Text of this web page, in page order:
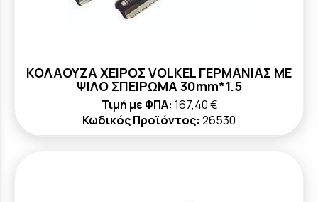
ΚΟΛΑΟΥΖΑ ΧΕΙΡΟΣ VOLKEL ΓΕΡΜΑΝΙΑΣ ΜΕ
ΨΙΛΟ ΣΠΕΙΡΩΜΑ 30mm*1.5
Τιμή με ΦΠΑ: 167,40 €
Κωδικός Προϊόντος: 26530